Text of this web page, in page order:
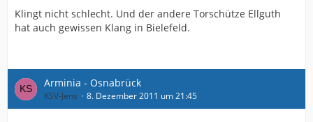
Klingt nicht schlecht. Und der andere Torschütze Ellguth
hat auch gewissen Klang in Bielefeld.
Arminia - Osnabrück
KSV-Jens 8. Dezember 2011 um 21:45